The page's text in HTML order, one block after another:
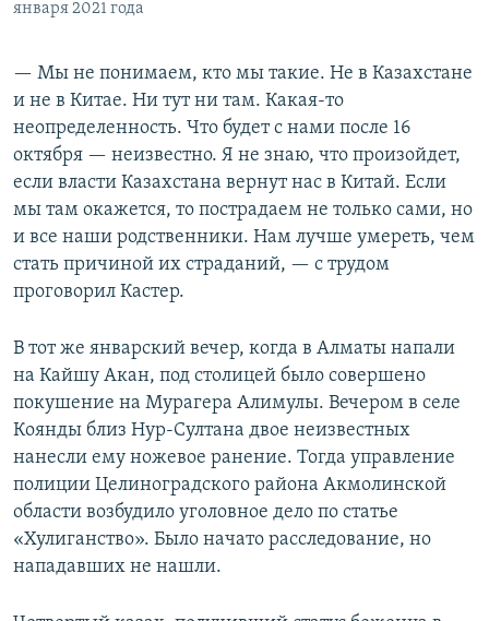
января 2021 года
— Мы не понимаем, кто мы такие. Не в Казахстане
и не в Китае. Ни тут ни там. Какая-то
неопределенность. Что будет с нами после 16
октября — неизвестно. Я не знаю, что произойдет,
если власти Казахстана вернут нас в Китай. Если
мы там окажется, то пострадаем не только сами, но
и все наши родственники. Нам лучше умереть, чем
стать причиной их страданий, — с трудом
проговорил Кастер.
В тот же январский вечер, когда в Алматы напали
на Кайшу Акан, под столицей было совершено
покушение на Мурагера Алимулы. Вечером в селе
Коянды близ Нур-Султана двое неизвестных
нанесли ему ножевое ранение. Тогда управление
полиции Целиноградского района Акмолинской
области возбудило уголовное дело по статье
«Хулиганство». Было начато расследование, но
нападавших не нашли.